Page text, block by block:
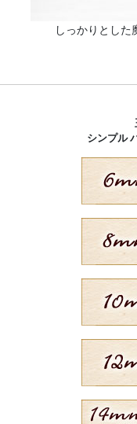
しっかりとした
シンプル